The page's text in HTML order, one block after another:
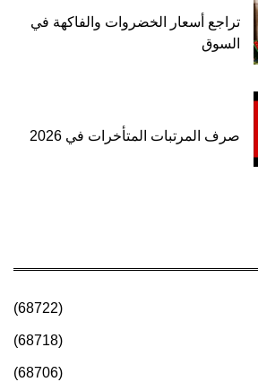
تراجع أسعار الخضروات والفاكهة في
السوق
صرف المرتبات المتأخرات في 2026
(68722)
(68718)
(68706)